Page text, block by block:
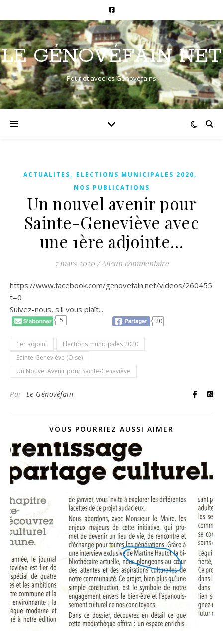
LE GÉNOVÉFAIN NET
Pour et avec les Génovéfains
ACTUALITES, ELECTIONS MUNICIPALES 2020,
NOS PUBLICATIONS
Un nouvel avenir pour
Sainte-Geneviève avec
une 1ère adjointe…
7 mars 2020 /Aucun commentaire
https://www.facebook.com/genovefain.net/videos/
t=0
Suivez-nous, s'il vous plaît...
5 20
1er adjoint
Elections municipales 2020
Sainte-Geneviève (Oise)
Un Nouvel Avenir pour Sainte-Geneviève
Par Le Génovéfain
VOUS POURRIEZ AUSSI AIMER